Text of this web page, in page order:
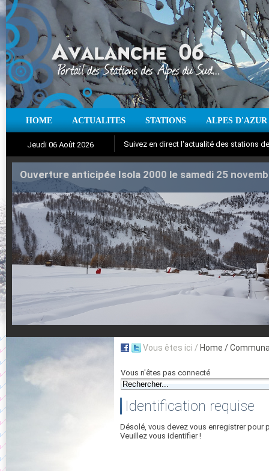
HOME ACTUALITES STATIONS ALPES D'AZUR
Jeudi 06 Août 2026
Aujourd'hui : T° Min :°CT° Max :°C |
Iso à 0° :mNeige sur 12 heures :cm
Suivez en direct l'actualité des stations
Ouverture anticipée Isola 2000 le samedi 25
Vous êtes ici / Home /
Vous n'êtes pas connecté
Identification requise
Désolé, vous devez vous enregistrer pour
Veuillez vous identifier !